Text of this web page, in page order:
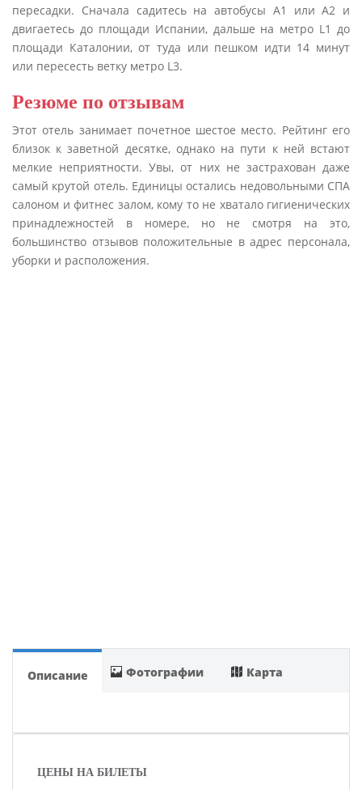
пересадки. Сначала садитесь на автобусы А1 или А2 и
двигаетесь до площади Испании, дальше на метро L1 до
площади Каталонии, от туда или пешком идти 14 минут
или пересесть ветку метро L3.
Резюме по отзывам
Этот отель занимает почетное шестое место. Рейтинг его
близок к заветной десятке, однако на пути к ней встают
мелкие неприятности. Увы, от них не застрахован даже
самый крутой отель. Единицы остались недовольными СПА
салоном и фитнес залом, кому то не хватало гигиенических
принадлежностей в номере, но не смотря на это,
большинство отзывов положительные в адрес персонала,
уборки и расположения.
Описание Фотографии Карта
ЦЕНЫ НА БИЛЕТЫ